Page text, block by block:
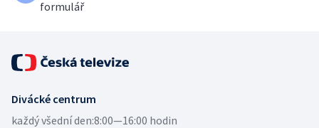
formulář
Divácké centrum
každý všední den:8:00—16:00 hodin